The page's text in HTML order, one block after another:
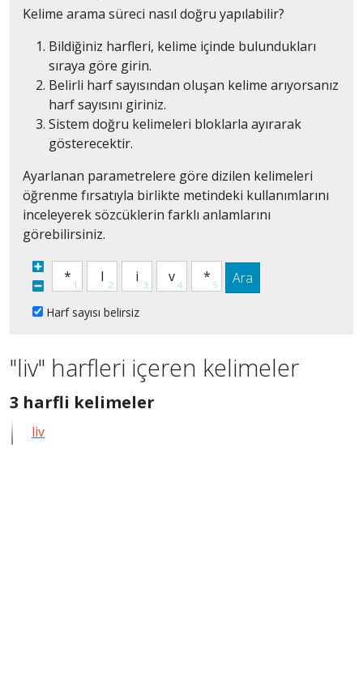
Kelime arama süreci nasıl doğru yapılabilir?
Bildiğiniz harfleri, kelime içinde bulundukları
sıraya göre girin.
Belirli harf sayısından oluşan kelime arıyorsanız
harf sayısını giriniz.
Sistem doğru kelimeleri bloklarla ayırarak
gösterecektir.
Ayarlanan parametrelere göre dizilen kelimeleri
öğrenme fırsatıyla birlikte metindeki kullanımlarını
inceleyerek sözcüklerin farklı anlamlarını
görebilirsiniz.
Ara
Harf sayısı belirsiz
"liv" harfleri içeren kelimeler
3 harfli kelimeler
liv